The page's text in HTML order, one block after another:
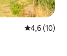
Évaluation
4,6 (10)